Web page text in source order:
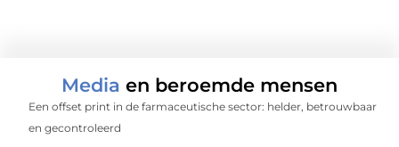
Media en beroemde mensen
Een offset print in de farmaceutische sector: helder, betrouwbaar
en gecontroleerd